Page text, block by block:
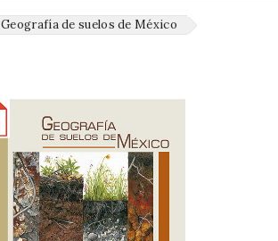
Geografía de suelos de México